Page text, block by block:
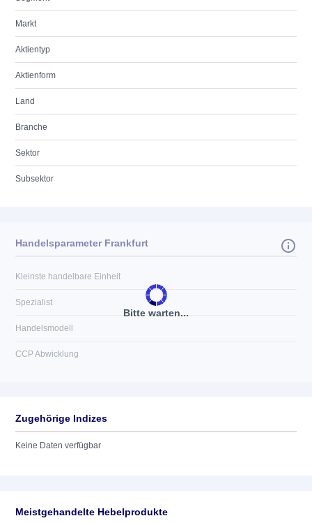
Markt
Aktientyp
Aktienform
Land
Branche
Sektor
Subsektor
Bitte warten...
Handelsparameter Frankfurt
Kleinste handelbare Einheit
Spezialist
Handelsmodell
CCP Abwicklung
Zugehörige Indizes
Keine Daten verfügbar
Meistgehandelte Hebelprodukte